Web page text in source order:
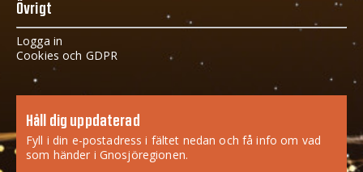
Övrigt
Logga in
Cookies och GDPR
Håll dig uppdaterad
Fyll i din e-postadress i fältet nedan och få info om vad
som händer i Gnosjöregionen.